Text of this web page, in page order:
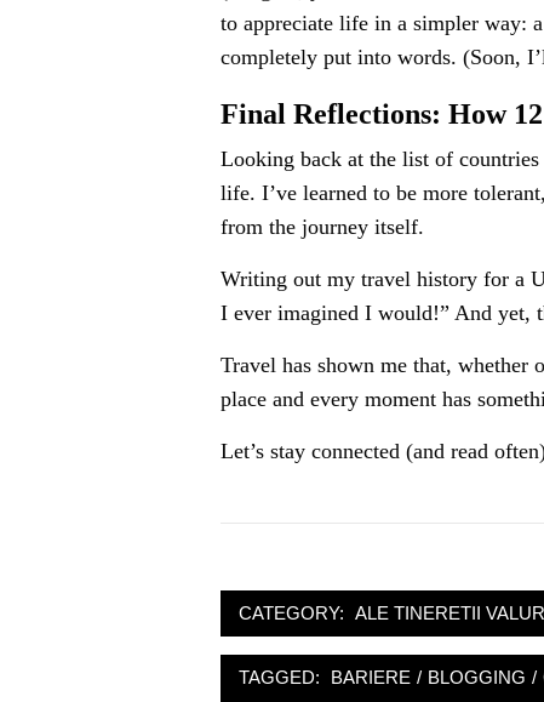
to appreciate life in a simpler way:
completely put into words. (Soon,
Final Reflections: How
Looking back at the list of countries
life. I’ve learned to be more
from the journey itself.
Writing out my travel history for a
I ever imagined I would!” And yet,
Travel has shown me that, whether
place and every moment has
Let’s stay connected (and read
CATEGORY: ALE TINERETII
TAGGED: BARIERE / BLOGGING /